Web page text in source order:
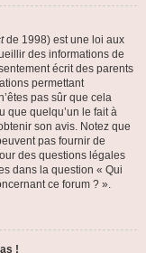
de 1998) est une loi aux
des informations de
écrit des parents
permettant
pas sûr que cela
que quelqu’un le fait à
son avis. Notez que
pas fournir de
des questions légales
dans la question « Qui
ce forum ? ».
!